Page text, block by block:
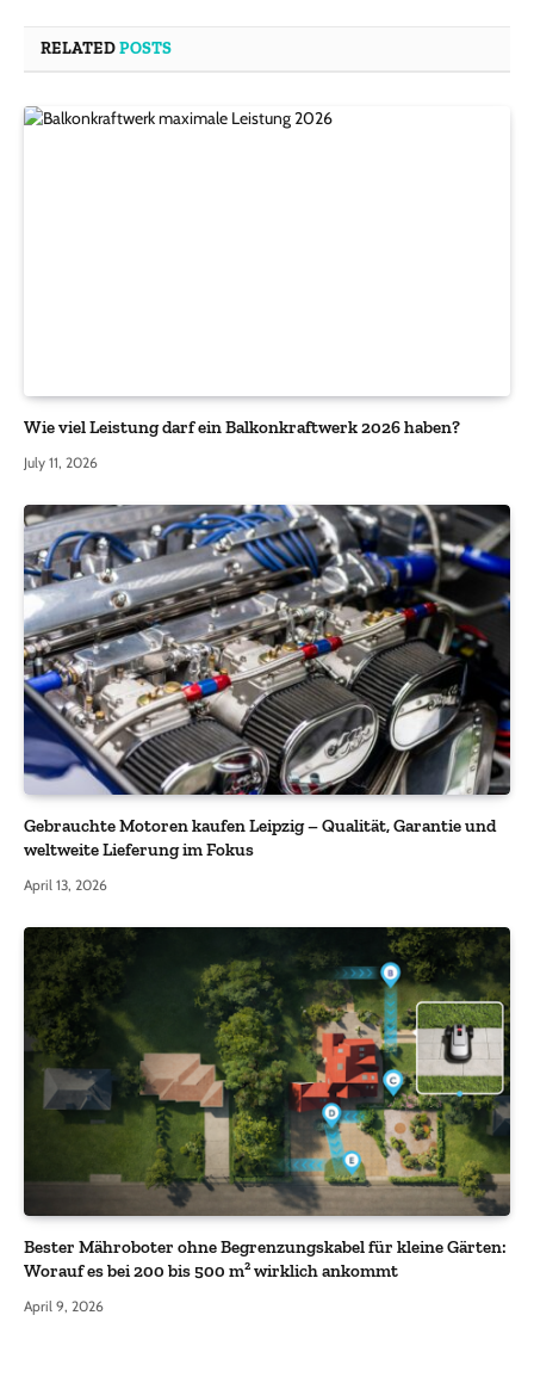
RELATEDPOSTS
Wie viel Leistung darf ein Balkonkraftwerk 2026 haben?
July 11, 2026
Gebrauchte Motoren kaufen Leipzig – Qualität, Garantie und
weltweite Lieferung im Fokus
April 13, 2026
Bester Mähroboter ohne Begrenzungskabel für kleine Gärten:
Worauf es bei 200 bis 500 m² wirklich ankommt
April 9, 2026